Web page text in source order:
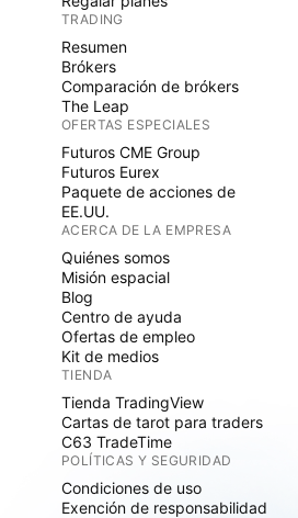
TRADING
Resumen
Brókers
Comparación de brókers
The Leap
OFERTAS ESPECIALES
Futuros CME Group
Futuros Eurex
Paquete de acciones de
EE.UU.
ACERCA DE LA EMPRESA
Quiénes somos
Misión espacial
Blog
Centro de ayuda
Ofertas de empleo
Kit de medios
TIENDA
Tienda TradingView
Cartas de tarot para traders
C63 TradeTime
POLÍTICAS Y SEGURIDAD
Condiciones de uso
Exención de responsabilidad